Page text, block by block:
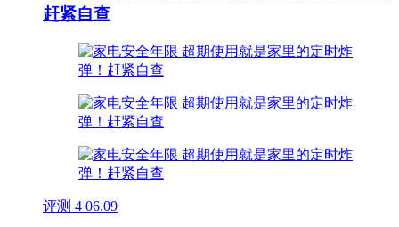
赶紧自查
评测 4 06.09